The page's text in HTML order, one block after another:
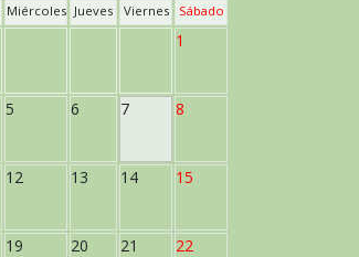
Miércoles Jueves Viernes Sábado
1
5 6 7 8
12 13 14 15
19 20 21 22